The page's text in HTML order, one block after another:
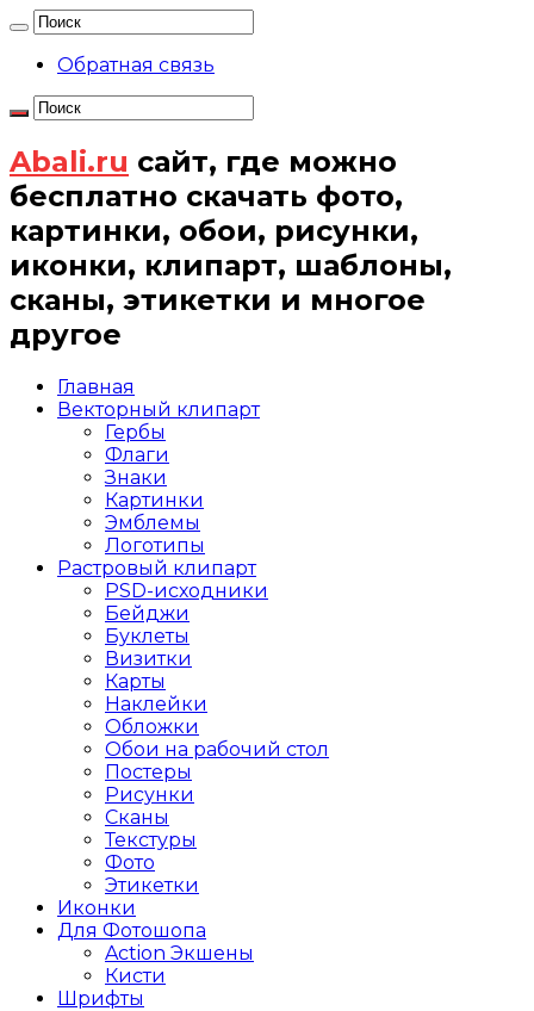
Обратная связь
Abali.ru сайт, где можно
бесплатно скачать фото,
картинки, обои, рисунки,
иконки, клипарт, шаблоны,
сканы, этикетки и многое
другое
Главная
Векторный клипарт
Гербы
Флаги
Знаки
Картинки
Эмблемы
Логотипы
Растровый клипарт
PSD-исходники
Бейджи
Буклеты
Визитки
Карты
Наклейки
Обложки
Обои на рабочий стол
Постеры
Рисунки
Сканы
Текстуры
Фото
Этикетки
Иконки
Для Фотошопа
Action Экшены
Кисти
Шрифты